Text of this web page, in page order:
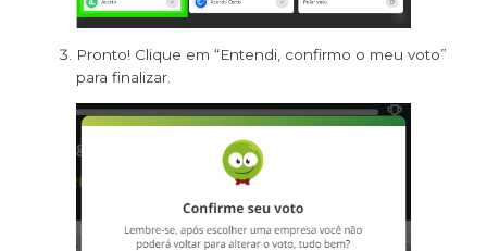
Pronto! Clique em “Entendi, confirmo o meu voto”
para finalizar.